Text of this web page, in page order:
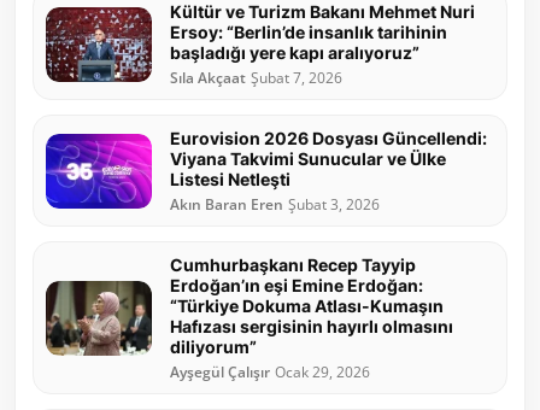
Kültür ve Turizm Bakanı Mehmet Nuri
Ersoy: “Berlin’de insanlık tarihinin
başladığı yere kapı aralıyoruz”
Sıla Akçaat Şubat 7, 2026
Eurovision 2026 Dosyası Güncellendi:
Viyana Takvimi Sunucular ve Ülke
Listesi Netleşti
Akın Baran Eren Şubat 3, 2026
Cumhurbaşkanı Recep Tayyip
Erdoğan’ın eşi Emine Erdoğan:
“Türkiye Dokuma Atlası-Kumaşın
Hafızası sergisinin hayırlı olmasını
diliyorum”
Ayşegül Çalışır Ocak 29, 2026